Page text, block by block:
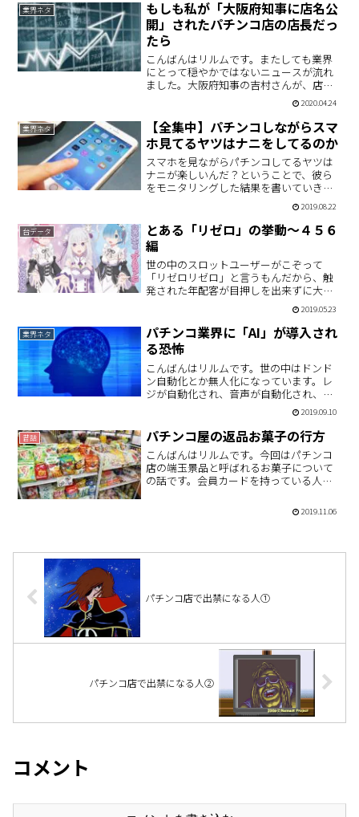
タートが6回（図柄が6回変動）②賞球が
30玉（ヘソと賞球口…
業界ネタ
もしも私が「大阪府知事に店名公
開」されたパチンコ店の店長だっ
たら
こんばんはリルムです。またしても業界
にとって穏やかではないニュースが流れ
ました。大阪府知事の吉村さんが、店休
しないパチンコ店の店名を世間に晒すと
いう暴挙に出たのです。これまで、さん
ざんパチンコ店に対して自粛要請をして
きた吉村知事ですが、何百…
2020.04.24
業界ネタ
【全集中】パチンコしながらスマ
ホ見てるヤツはナニをしてるのか
スマホを見ながらパチンコしてるヤツは
ナニが楽しいんだ？ということで、彼ら
をモニタリングした結果を書いていきま
2019.08.22
台データ
とある「リゼロ」の挙動～４５６
編
世の中のスロットユーザーがこぞって
「リゼロリゼロ」と言うもんだから、触
発された年配客が目押しを出来ずに大敗
してしまうという、「リゼロリゼロ詐
欺」が横行していると「ニュースゼロ」
でやっていました。そんなわけで、当店
も詐欺被害が発生した影響でク…
2019.05.23
業界ネタ
パチンコ業界に「AI」が導入され
る恐怖
こんばんはリルムです。世の中はドンド
ン自動化とか無人化になっています。レ
ジが自動化され、音声が自動化され、ま
さかの運転まで自動化されそうになって
います。企業にとっては、仕事として何
かに「ヒト」が関与すると、そこに時間
も金もかかってしまうので…
2019.09.10
昔話 パチンコ屋の返品お菓子の行方
こんばんはリルムです。今回はパチンコ
店の端玉景品と呼ばれるお菓子について
の話です。会員カードを持っている人は
いと思うんですが、現金投資でレシート
をカウンターに持っていく人は、特殊景
2019.11.06
パチンコ店で出禁になる人①
パチンコ店で出禁になる人②
コメント